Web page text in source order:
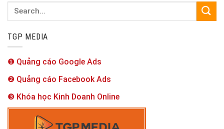
TGP MEDIA
❶ Quảng cáo Google Ads
❷ Quảng cáo Facebook Ads
❸ Khóa học Kinh Doanh Online